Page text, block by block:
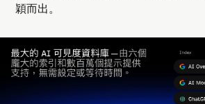
穎而出。